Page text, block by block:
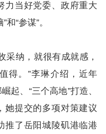
力当好党委、政府重大
“参谋”。
采纳，就很有成就感，
得。”李琳介绍，近年
起、“三个高地”打造、
她提交的多项对策建议
推了岳阳城陵矶港临港